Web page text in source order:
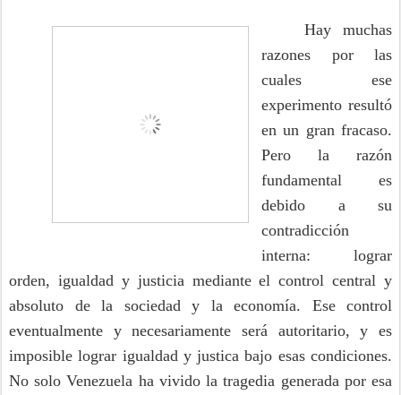
Hay muchas
razones por las
cuales ese
experimento resultó
en un gran fracaso.
Pero la razón
fundamental es
debido a su
contradicción
interna: lograr
orden, igualdad y justicia mediante el control central y
absoluto de la sociedad y la economía. Ese control
eventualmente y necesariamente será autoritario, y es
imposible lograr igualdad y justica bajo esas condiciones.
No solo Venezuela ha vivido la tragedia generada por esa